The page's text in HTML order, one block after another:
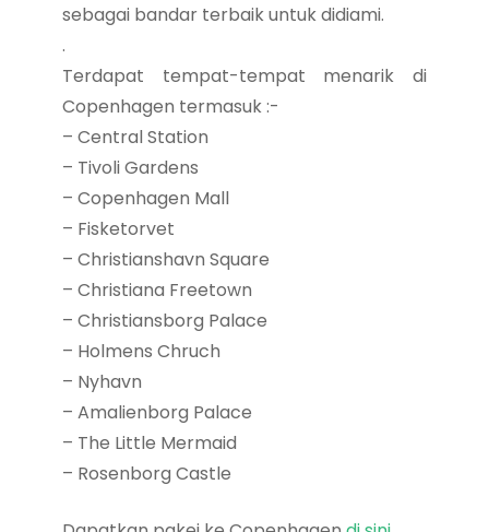
sebagai bandar terbaik untuk didiami.
.
Terdapat tempat-tempat menarik di
Copenhagen termasuk :-
– Central Station
– Tivoli Gardens
– Copenhagen Mall
– Fisketorvet
– Christianshavn Square
– Christiana Freetown
– Christiansborg Palace
– Holmens Chruch
– Nyhavn
– Amalienborg Palace
– The Little Mermaid
– Rosenborg Castle